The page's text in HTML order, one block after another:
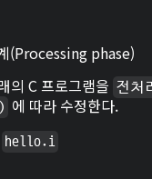
(Processing phase)
의 C 프로그램을 전처
에 따라 수정한다.
hello.i